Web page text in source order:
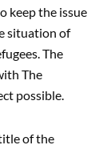
keep the issue
situation of
The
The
possible.
of the